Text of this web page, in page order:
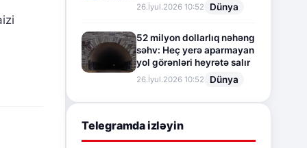
26.İyul.2026 10:52 Dünya
52 milyon dollarlıq nəhəng
səhv: Heç yerə aparmayan
yol görənləri heyrətə salır
26.İyul.2026 10:52 Dünya
Telegramda izləyin